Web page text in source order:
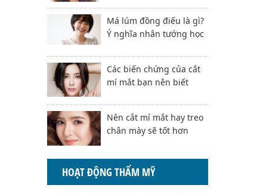
Má lúm đồng điếu là gì?
Ý nghĩa nhân tướng học
Các biến chứng của cắt
mí mắt bạn nên biết
Nên cắt mí mắt hay treo
chân mày sẽ tốt hơn
HOẠT ĐỘNG THẨM MỸ